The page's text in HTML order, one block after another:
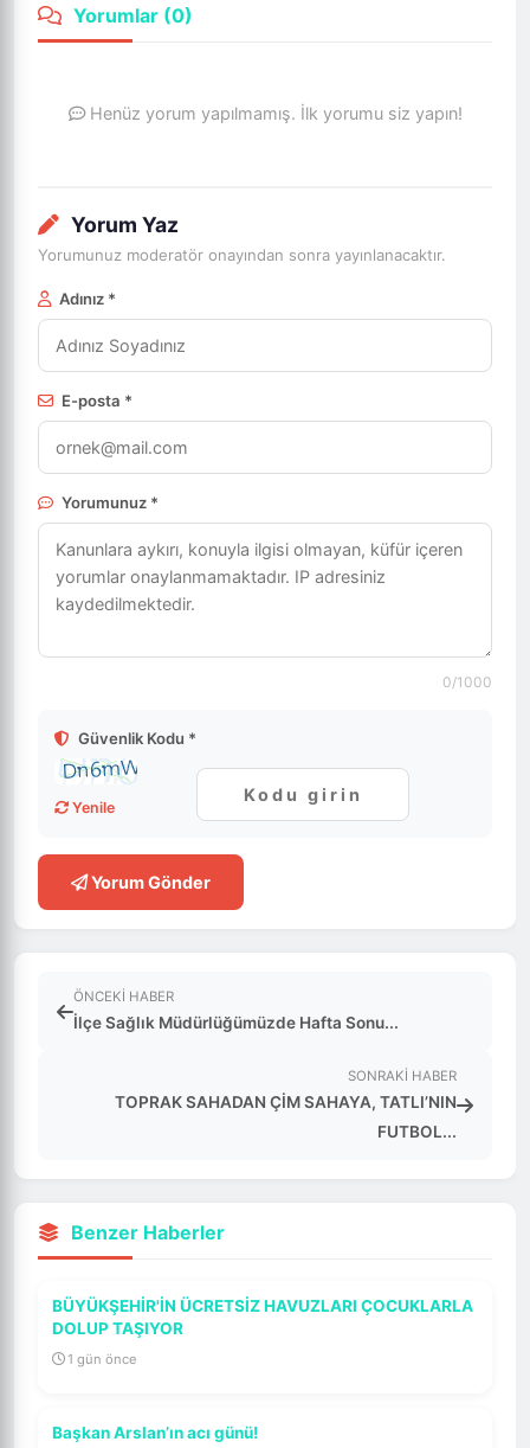
Yorumlar (0)
Henüz yorum yapılmamış. İlk yorumu siz yapın!
Yorum Yaz
Yorumunuz moderatör onayından sonra yayınlanacaktır.
Adınız *
E-posta *
Yorumunuz *
0/1000
Güvenlik Kodu *
Yenile
Yorum Gönder
ÖNCEKI HABER
İlçe Sağlık Müdürlüğümüzde Hafta Sonu...
SONRAKI HABER
TOPRAK SAHADAN ÇİM SAHAYA, TATLI’NIN
FUTBOL...
Benzer Haberler
BÜYÜKŞEHİR'İN ÜCRETSİZ HAVUZLARI ÇOCUKLARLA
DOLUP TAŞIYOR
1 gün önce
Başkan Arslan’ın acı günü!